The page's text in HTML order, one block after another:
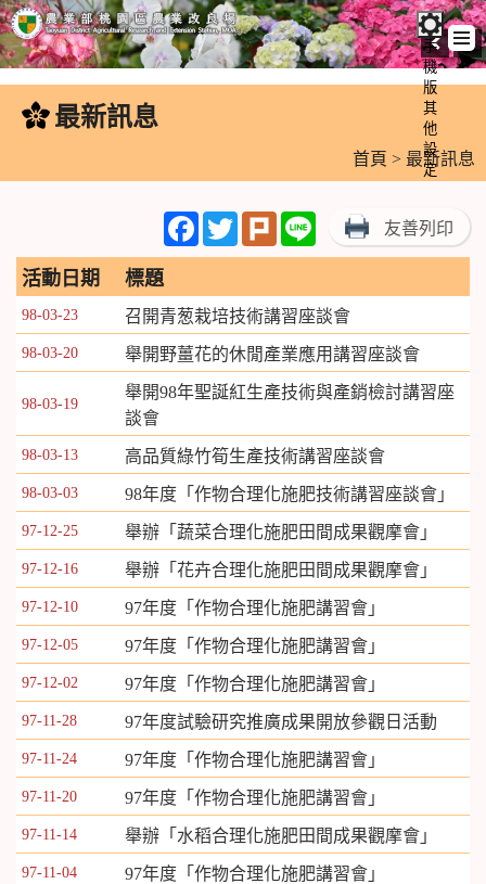
跳
內
手
機
版
其
他
設
定
最新訊息
首頁 > 最新訊息
FacebookTwitterPlurk Line 友善列印
活動日期 標題
98-03-23 召開青葱栽培技術講習座談會
98-03-20 舉開野薑花的休閒產業應用講習座談會
98-03-19
舉開98年聖誕紅生產技術與產銷檢討講習座
談會
98-03-13 高品質綠竹筍生產技術講習座談會
98-03-03 98年度「作物合理化施肥技術講習座談會」
97-12-25 舉辦「蔬菜合理化施肥田間成果觀摩會」
97-12-16 舉辦「花卉合理化施肥田間成果觀摩會」
97-12-10 97年度「作物合理化施肥講習會」
97-12-05 97年度「作物合理化施肥講習會」
97-12-02 97年度「作物合理化施肥講習會」
97-11-28 97年度試驗研究推廣成果開放參觀日活動
97-11-24 97年度「作物合理化施肥講習會」
97-11-20 97年度「作物合理化施肥講習會」
97-11-14 舉辦「水稻合理化施肥田間成果觀摩會」
97-11-04 97年度「作物合理化施肥講習會」